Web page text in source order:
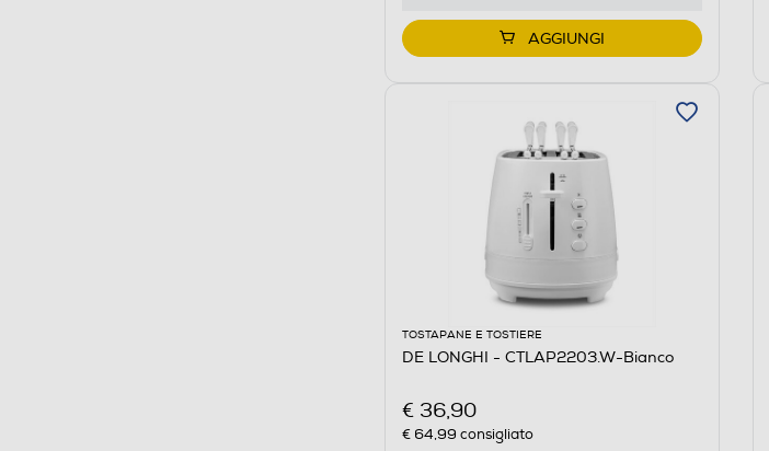
AGGIUNGI
TOSTAPANE E TOSTIERE
DE LONGHI - CTLAP2203.W-Bianco
€ 36,90
€ 64,99 consigliato